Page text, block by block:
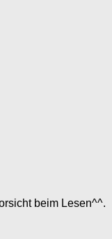
beim Lesen^^.